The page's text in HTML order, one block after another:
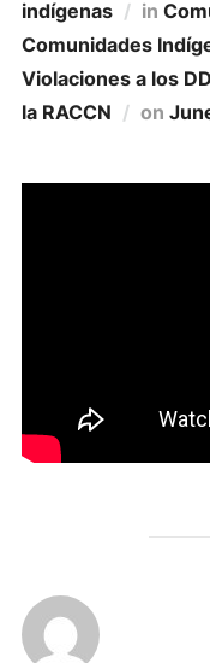
indígenas
in
Comunidades
Violaciones a los
la RACCN
on